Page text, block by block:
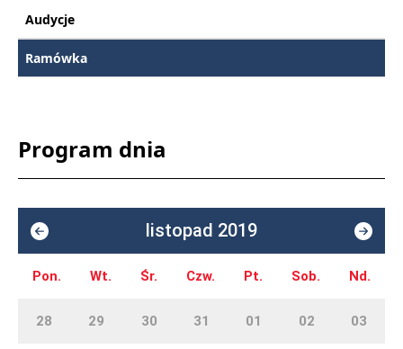
Audycje
Ramówka
Program dnia
listopad 2019
Pon. Wt. Śr. Czw. Pt. Sob. Nd.
28 29 30 31 01 02 03